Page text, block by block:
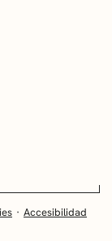
Accesibilidad